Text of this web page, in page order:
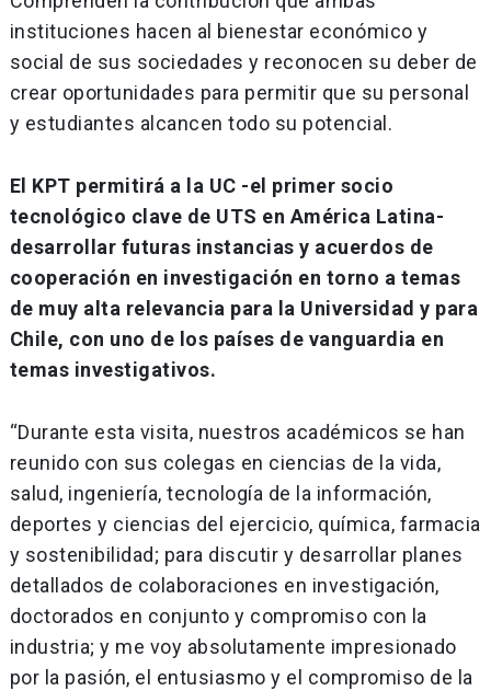
instituciones hacen al bienestar económico y
social de sus sociedades y reconocen su deber de
crear oportunidades para permitir que su personal
y estudiantes alcancen todo su potencial.
El KPT permitirá a la UC -el primer socio
tecnológico clave de UTS en América Latina-
desarrollar futuras instancias y acuerdos de
cooperación en investigación en torno a temas
de muy alta relevancia para la Universidad y para
Chile, con uno de los países de vanguardia en
temas investigativos.
“Durante esta visita, nuestros académicos se han
reunido con sus colegas en ciencias de la vida,
salud, ingeniería, tecnología de la información,
deportes y ciencias del ejercicio, química, farmacia
y sostenibilidad; para discutir y desarrollar planes
detallados de colaboraciones en investigación,
doctorados en conjunto y compromiso con la
industria; y me voy absolutamente impresionado
por la pasión, el entusiasmo y el compromiso de la